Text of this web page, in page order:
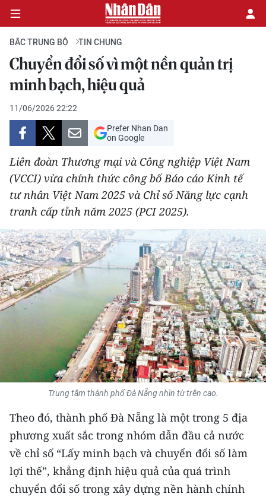
CHÍNH TRỊ
KINH TẾ
VĂN HÓA
XÃ HỘI
PHÁP LUẬT
THẾ GIỚI
THỂ THAO
GIÁO DỤC
Y TẾ
KHOA HỌC - CÔNG NGHỆ
MÔI TRƯỜNG
BẠN ĐỌC
KIỂM CHỨNG THÔNG TIN
TRI THỨC CHUYÊN SÂU
BẮC TRUNG BỘ TIN CHUNG
Chuyển đổi số vì một nền quản trị
minh bạch, hiệu quả
11/06/2026 22:22
Prefer Nhan Dan
on Google
Liên đoàn Thương mại và Công nghiệp Việt Nam
(VCCI) vừa chính thức công bố Báo cáo Kinh tế
tư nhân Việt Nam 2025 và Chỉ số Năng lực cạnh
tranh cấp tỉnh năm 2025 (PCI 2025).
Trung tâm thành phố Đà Nẵng nhìn từ trên cao.
Theo đó, thành phố Đà Nẵng là một trong 5 địa
phương xuất sắc trong nhóm dẫn đầu cả nước
về chỉ số “Lấy minh bạch và chuyển đổi số làm
lợi thế”, khẳng định hiệu quả của quá trình
chuyển đổi số trong xây dựng nền hành chính